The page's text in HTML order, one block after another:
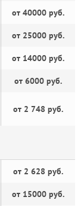
от 40000 руб.
от 25000 руб.
от 14000 руб.
от 6000 руб.
от 2 748 руб.
от 2 628 руб.
от 15000 руб.